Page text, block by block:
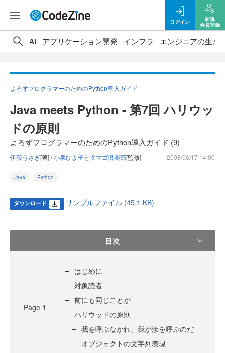
ログイン
新規
会員登録
AI アプリケーション開発 インフラ エンジニアの生き
よろずプログラマーのためのPython導入ガイド
Java meets Python - 第7回 ハリウッ
ドの原則
よろずプログラマーのためのPython導入ガイド (9)
伊藤うさぎ[著] /小泉ひよ子とタマゴ倶楽部[監修] 2008/06/17 14:00
Java Python
ダウンロード サンプルファイル (45.1 KB)
目次
Page 1
はじめに
対象読者
前にも同じことが
ハリウッドの原則
我を呼ぶなかれ、我が汝を呼ぶのだ
オブジェクトの文字列表現